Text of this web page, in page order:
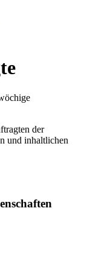
der
und inhaltlichen